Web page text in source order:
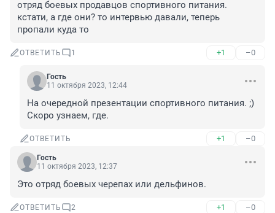
отряд боевых продавцов спортивного питания.
кстати, а где они? то интервью давали, теперь
пропали куда то
ОТВЕТИТЬ 1 +1 –0
Гость
11 октября 2023, 12:44
На очередной презентации спортивного питания. ;)
Скоро узнаем, где.
ОТВЕТИТЬ +1 –0
Гость
11 октября 2023, 12:37
Это отряд боевых черепах или дельфинов.
ОТВЕТИТЬ 2 +1 –0